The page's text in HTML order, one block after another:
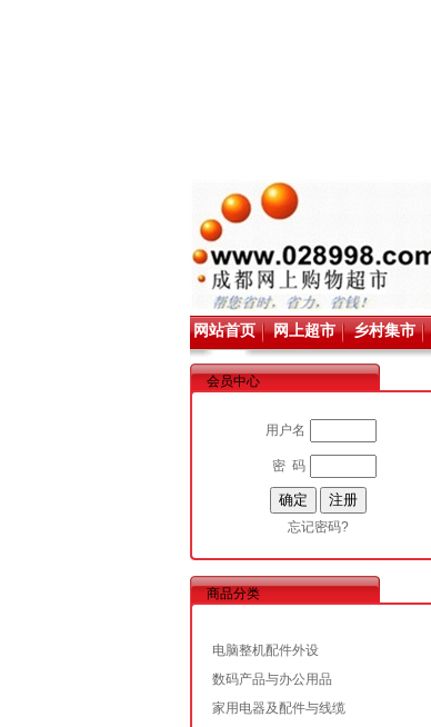
网站首页 网上超市 乡村集市
会员中心
用户名
密 码
忘记密码?
商品分类
电脑整机配件外设
数码产品与办公用品
家用电器及配件与线缆